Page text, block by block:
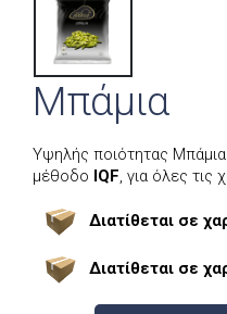
Μπάμια
Υψηλής ποιότητας
μέθοδο IQF, για όλες τις
Διατίθεται σε
Διατίθεται σε